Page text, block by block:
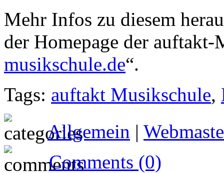
Mehr Infos zu diesem
der Homepage der
musikschule.de“.
Tags: auftakt Musikschule,
Allgemein |
Comments (0)